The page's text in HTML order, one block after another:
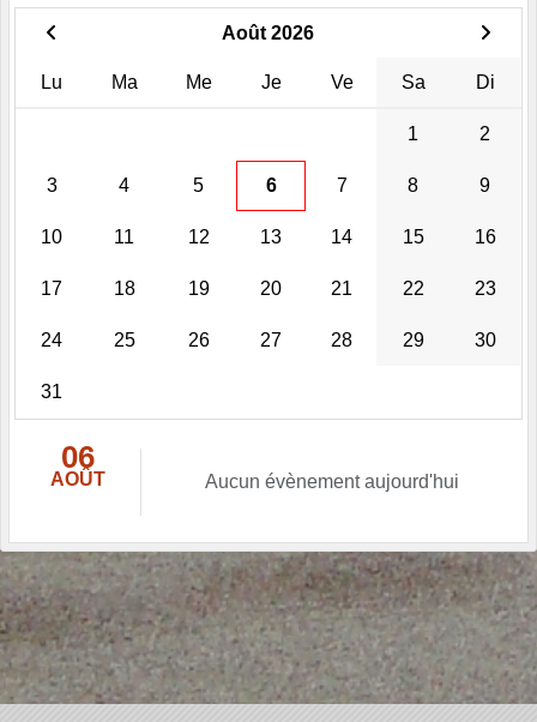
Août 2026
Lu Ma Me Je Ve Sa Di
1 2
3 4 5 6 7 8 9
10 11 12 13 14 15 16
17 18 19 20 21 22 23
24 25 26 27 28 29 30
31
06
AOÛT Aucun évènement aujourd'hui